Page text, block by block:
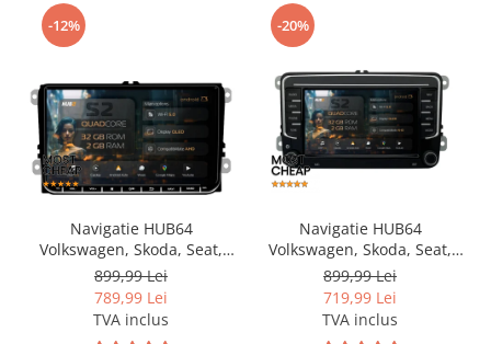
-12%
Navigatie HUB64
Volkswagen, Skoda, Seat,
2GB RAM, Android, GPS, Wi-
FI, Carplay, Android Auto,
USB, Bluetooth, Radio,
Waze, Touchscreen, 9 inch
899,99 Lei
789,99 Lei
TVA inclus
-20%
Navigatie HUB64
Volkswagen, Skoda, Seat,
2GB RAM, Android, GPS, Wi-
FI, Carplay, Android Auto,
USB, Bluetooth, Radio,
Waze, Touchscreen, 7 inch
899,99 Lei
719,99 Lei
TVA inclus